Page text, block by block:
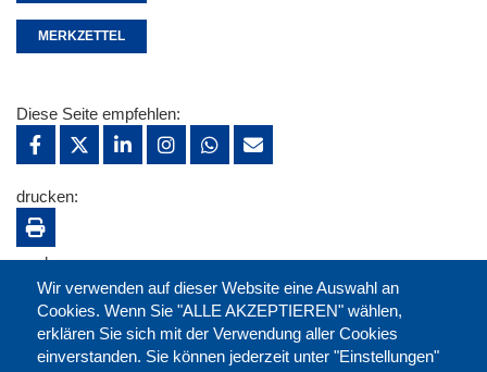
MERKZETTEL
Wir verwenden auf dieser Website eine Auswahl an
Cookies. Wenn Sie "ALLE AKZEPTIEREN" wählen,
erklären Sie sich mit der Verwendung aller Cookies
einverstanden. Sie können jederzeit unter "Einstellungen"
Diese Seite empfehlen:
drucken:
merken: